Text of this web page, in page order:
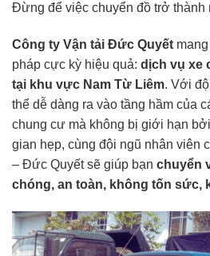
Đừng để việc chuyển đồ trở thành
Công ty Vận tải Đức Quyết
pháp cực kỳ hiệu quả: dịch vụ xe
tại khu vực Nam Từ Liêm. Với
thể dễ dàng ra vào tầng hầm của
chung cư mà không bị giới hạn
gian hẹp, cùng đội ngũ nhân viên
– Đức Quyết sẽ giúp bạn chuyển
chóng, an toàn, không tốn sức,